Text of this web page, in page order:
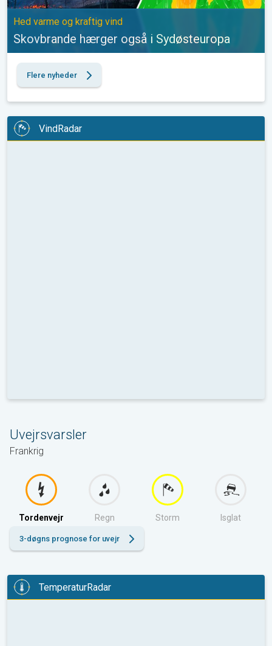
Hed varme og kraftig vind
Skovbrande hærger også i Sydøsteuropa
Flere nyheder
VindRadar
Uvejrsvarsler
Frankrig
Tordenvejr Regn Storm Isglat
3-døgns prognose for uvejr
TemperaturRadar